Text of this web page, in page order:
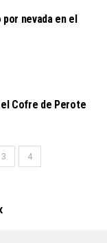
nevada en el
Cofre de Perote
3 4